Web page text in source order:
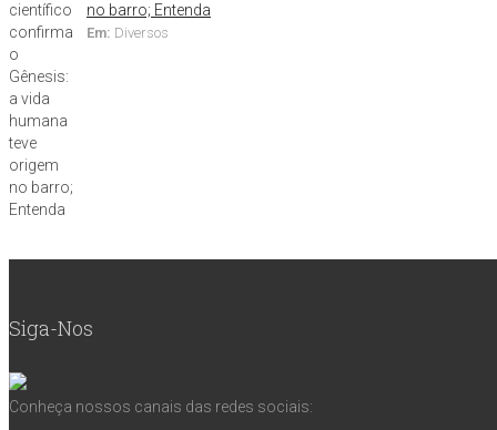
no barro; Entenda
Em: Diversos
Siga-Nos
Conheça nossos canais das redes sociais: